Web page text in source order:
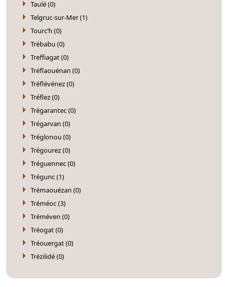
Taulé (0)
Telgruc-sur-Mer (1)
Tourc’h (0)
Trébabu (0)
Treffiagat (0)
Tréflaouénan (0)
Tréflévénez (0)
Tréflez (0)
Trégarantec (0)
Trégarvan (0)
Tréglonou (0)
Trégourez (0)
Tréguennec (0)
Trégunc (1)
Trémaouézan (0)
Tréméoc (3)
Tréméven (0)
Tréogat (0)
Tréouergat (0)
Trézilidé (0)